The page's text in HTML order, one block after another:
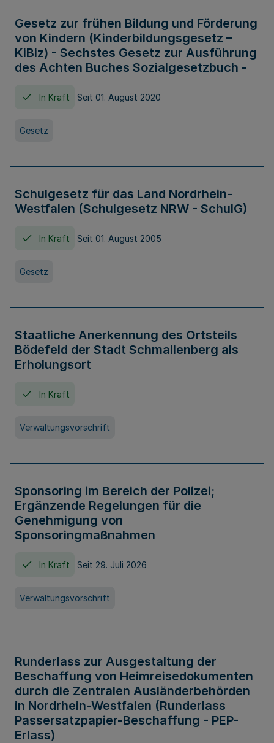
Gesetz zur frühen Bildung und Förderung
von Kindern (Kinderbildungsgesetz –
KiBiz) - Sechstes Gesetz zur Ausführung
des Achten Buches Sozialgesetzbuch -
In Kraft Seit 01. August 2020
Gesetz
Schulgesetz für das Land Nordrhein-
Westfalen (Schulgesetz NRW - SchulG)
In Kraft Seit 01. August 2005
Gesetz
Staatliche Anerkennung des Ortsteils
Bödefeld der Stadt Schmallenberg als
Erholungsort
In Kraft
Verwaltungsvorschrift
Sponsoring im Bereich der Polizei;
Ergänzende Regelungen für die
Genehmigung von
Sponsoringmaßnahmen
In Kraft Seit 29. Juli 2026
Verwaltungsvorschrift
Runderlass zur Ausgestaltung der
Beschaffung von Heimreisedokumenten
durch die Zentralen Ausländerbehörden
in Nordrhein-Westfalen (Runderlass
Passersatzpapier-Beschaffung - PEP-
Erlass)